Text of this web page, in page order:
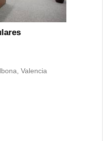
Valencia